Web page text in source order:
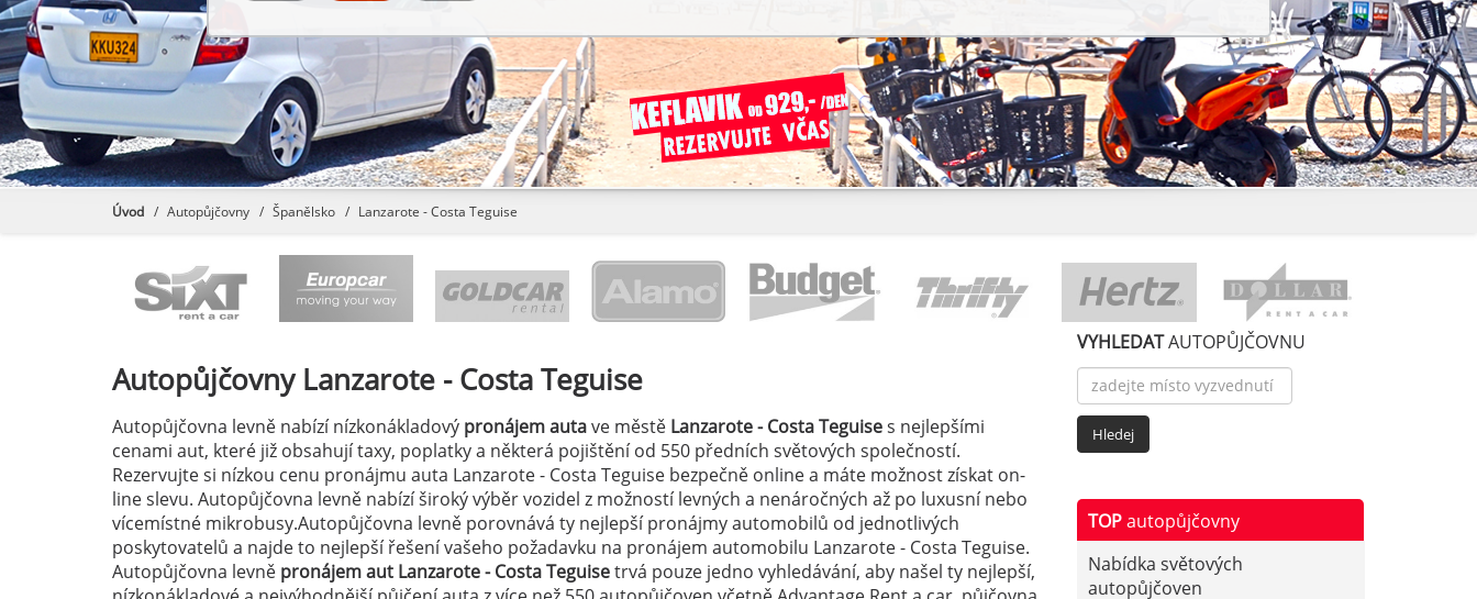
Úvod Autopůjčovny Španělsko Lanzarote - Costa Teguise
AutopůjčovnyLanzarote - Costa Teguise
Autopůjčovna levně nabízí nízkonákladový pronájem autave městě Lanzarote - Costa Teguises nejlepšími
cenami aut, které již obsahují taxy, poplatky a některá pojištění od 550 předních světových společností.
Rezervujte si nízkou cenu pronájmu auta Lanzarote - Costa Teguise bezpečně online a máte možnost získat on-
line slevu. Autopůjčovna levně nabízí široký výběr vozidel z možností levných a nenáročných až po luxusní nebo
vícemístné mikrobusy.Autopůjčovna levně porovnává ty nejlepší pronájmy automobilů od jednotlivých
poskytovatelů a najde to nejlepší řešení vašeho požadavku na pronájem automobilu Lanzarote - Costa Teguise.
Autopůjčovna levně pronájem aut Lanzarote - Costa Teguisetrvá pouze jedno vyhledávání, aby našel ty nejlepší,
VYHLEDATAUTOPŮJČOVNU
TOPautopůjčovny
Nabídka světových
autopůjčoven